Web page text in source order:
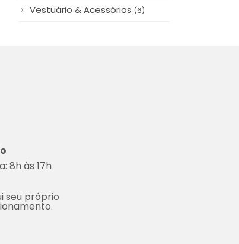
Vestuário & Acessórios (6)
8h às 17h
seu próprio